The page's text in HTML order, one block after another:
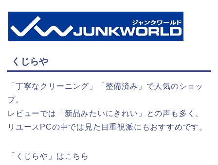
くじらや
「丁寧なクリーニング」「整備済み」で人気のショッ
プ。
レビューでは「新品みたいにきれい」との声も多く、
リユースPCの中では見た目重視派にもおすすめです。
「くじらや」はこちら